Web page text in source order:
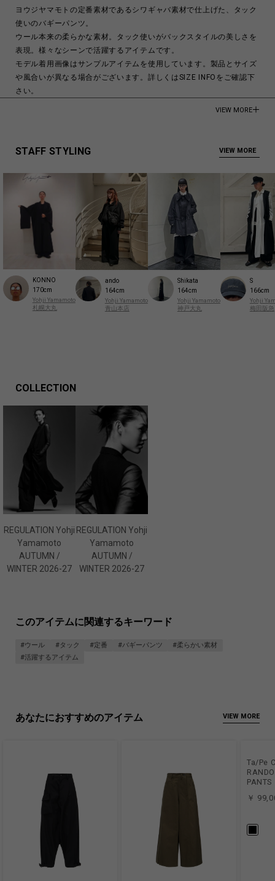
ヨウジヤマモトの定番素材であるシワギャバ素材で仕上げた、タック
使いのバギーパンツ。
ウール本来の柔らかな素材。タック使いがバックスタイルの美しさを
表現。様々なシーンで活躍するアイテムです。
モデル着用画像はサンプルアイテムを使用しています。製品とサイズ
や風合いが異なる場合がございます。詳しくはSIZE INFOをご確認下
さい。
Made in Japan
商品についてよくあるお問い合わせはこちら
VIEW MORE
STAFF STYLING VIEW MORE
KONNO
170cm
Yohji Yamamoto
札幌大丸
ando
164cm
Yohji Yamamoto
青山本店
Shikata
164cm
Yohji Yamamoto
神戸大丸
S
166cm
Yohji
梅田阪急
COLLECTION
REGULATION Yohji
Yamamoto
AUTUMN /
WINTER 2026-27
REGULATION Yohji
Yamamoto
AUTUMN /
WINTER 2026-27
このアイテムに関連するキーワード
#ウール #タック #定番 #バギーパンツ
#柔らかい素材
#活躍するアイテム
あなたにおすすめのアイテム VIEW MORE
Ta/Pe
PANTS
￥